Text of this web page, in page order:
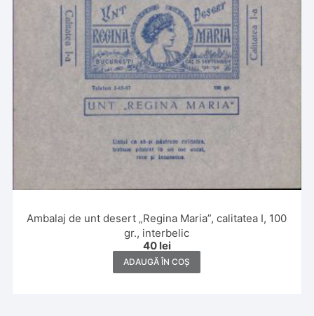
Ambalaj de unt desert „Regina Maria”, calitatea I, 100
gr., interbelic
40 lei
ADAUGĂ ÎN COȘ